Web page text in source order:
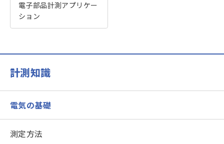
電子部品計測アプリケー
ション
計測知識
電気の基礎
測定方法